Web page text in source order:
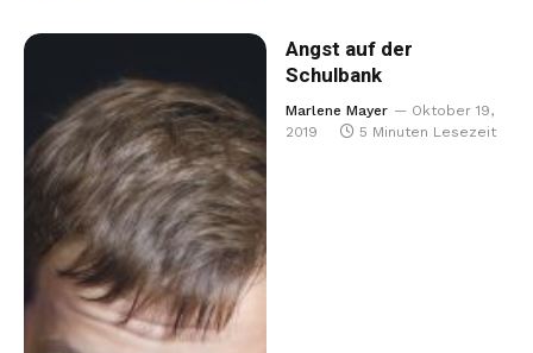
Angst auf der
Schulbank
Marlene Mayer
Oktober 19,
2019
5 Minuten Lesezeit